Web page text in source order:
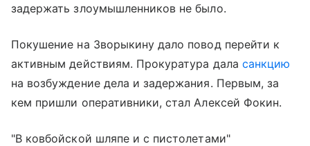
задержать злоумышленников не было.
Покушение на Зворыкину дало повод перейти к
активным действиям. Прокуратура дала санкцию
на возбуждение дела и задержания. Первым, за
кем пришли оперативники, стал Алексей Фокин.
"В ковбойской шляпе и с пистолетами"